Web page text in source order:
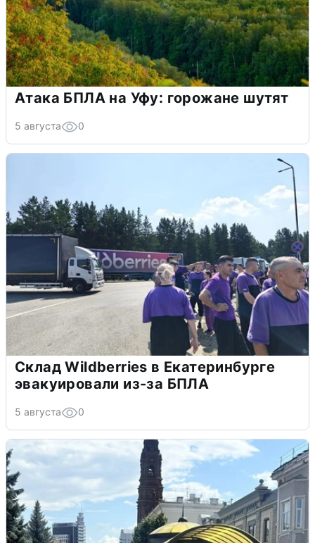
Атака БПЛА на Уфу: горожане шутят
5 августа 0
Склад Wildberries в Екатеринбурге
эвакуировали из-за БПЛА
5 августа 0